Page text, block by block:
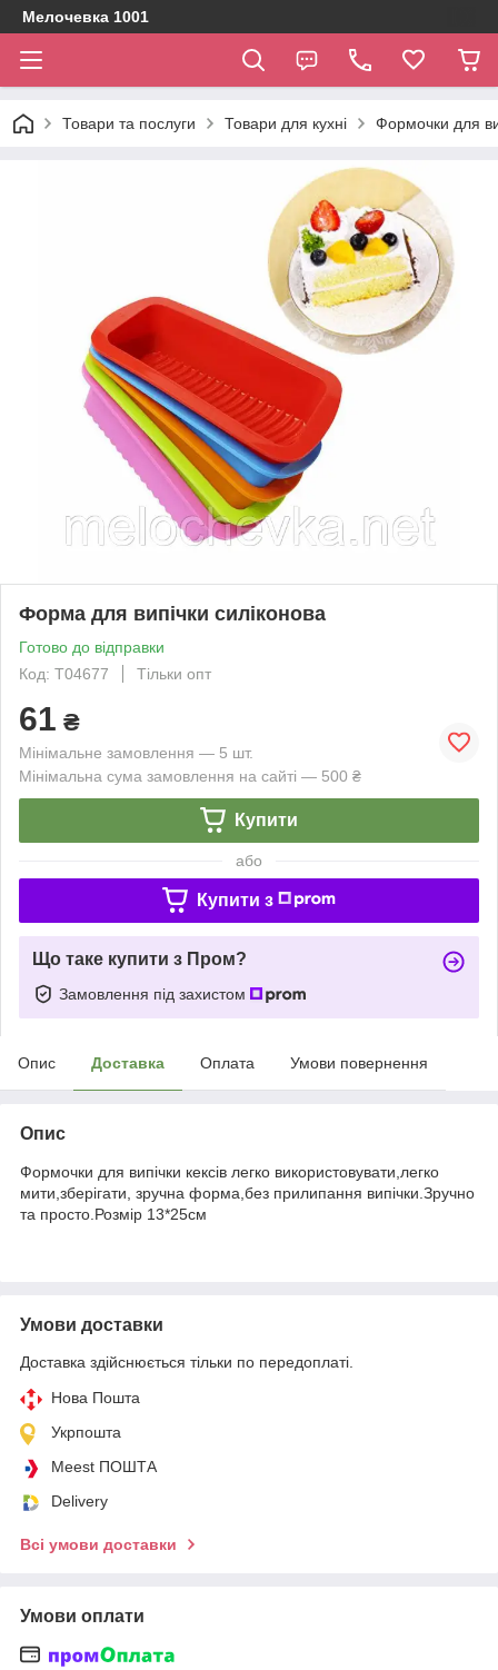
Мелочевка 1001
Товари та послуги Товари для кухні Формочки для
Форма для випічки силіконова
Готово до відправки
Код: Т04677
Тільки опт
61 ₴
Мінімальне замовлення — 5 шт.
Мінімальна сума замовлення на сайті — 500 ₴
Купити
або
Купити з
Що таке купити з Пром?
Замовлення під захистом
Опис Доставка Оплата Умови повернення
Опис
Формочки для випічки кексів легко використовувати,легко
мити,зберігати, зручна форма,без прилипання випічки.Зручно
та просто.Розмір 13*25см
Умови доставки
Доставка здійснюється тільки по передоплаті.
Нова Пошта
Укрпошта
Meest ПОШТА
Delivery
Всі умови доставки
Умови оплати